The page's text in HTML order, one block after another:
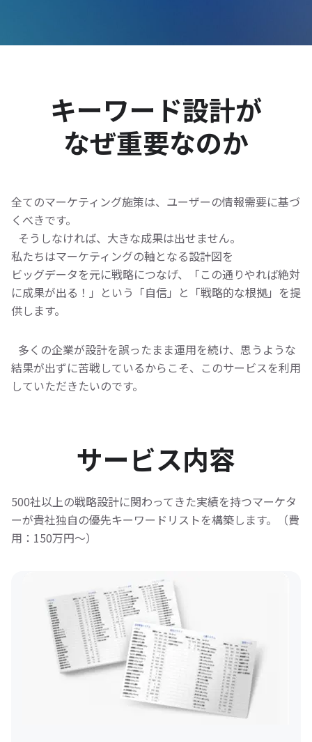
キーワード設計が
なぜ重要なのか
全てのマーケティング施策は、ユーザーの情報需要に基づ
くべきです。
そうしなければ、大きな成果は出せません。
私たちはマーケティングの軸となる設計図を
ビッグデータを元に戦略につなげ、「この通りやれば絶対
に成果が出る！」という「自信」と「戦略的な根拠」を提
供します。
多くの企業が設計を誤ったまま運用を続け、思うような
結果が出ずに苦戦しているからこそ、このサービスを利用
していただきたいのです。
サービス内容
500社以上の戦略設計に関わってきた実績を持つマーケタ
ーが貴社独自の優先キーワードリストを構築します。（費
用：150万円〜）